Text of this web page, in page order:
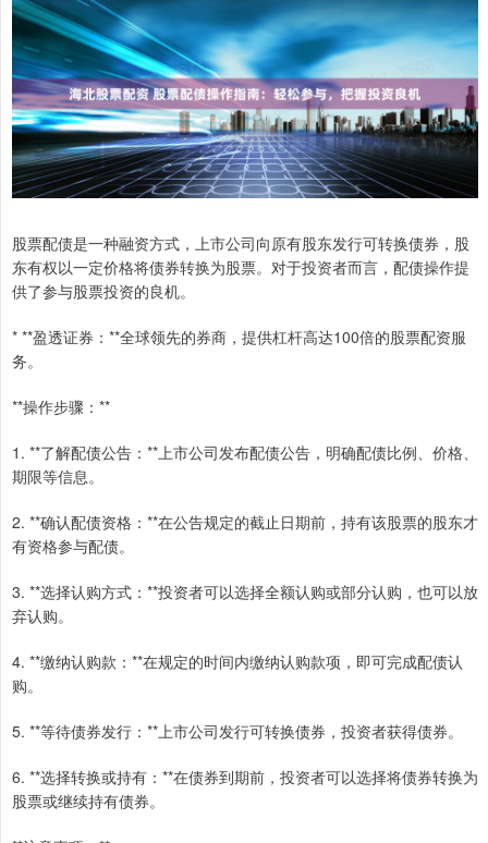
股票配债是一种融资方式，上市公司向原有股东发行可转换债券，股
东有权以一定价格将债券转换为股票。对于投资者而言，配债操作提
供了参与股票投资的良机。
* **盈透证券：**全球领先的券商，提供杠杆高达100倍的股票配资服
务。
**操作步骤：**
1. **了解配债公告：**上市公司发布配债公告，明确配债比例、价格、
期限等信息。
2. **确认配债资格：**在公告规定的截止日期前，持有该股票的股东才
有资格参与配债。
3. **选择认购方式：**投资者可以选择全额认购或部分认购，也可以放
弃认购。
4. **缴纳认购款：**在规定的时间内缴纳认购款项，即可完成配债认
购。
5. **等待债券发行：**上市公司发行可转换债券，投资者获得债券。
6. **选择转换或持有：**在债券到期前，投资者可以选择将债券转换为
股票或继续持有债券。